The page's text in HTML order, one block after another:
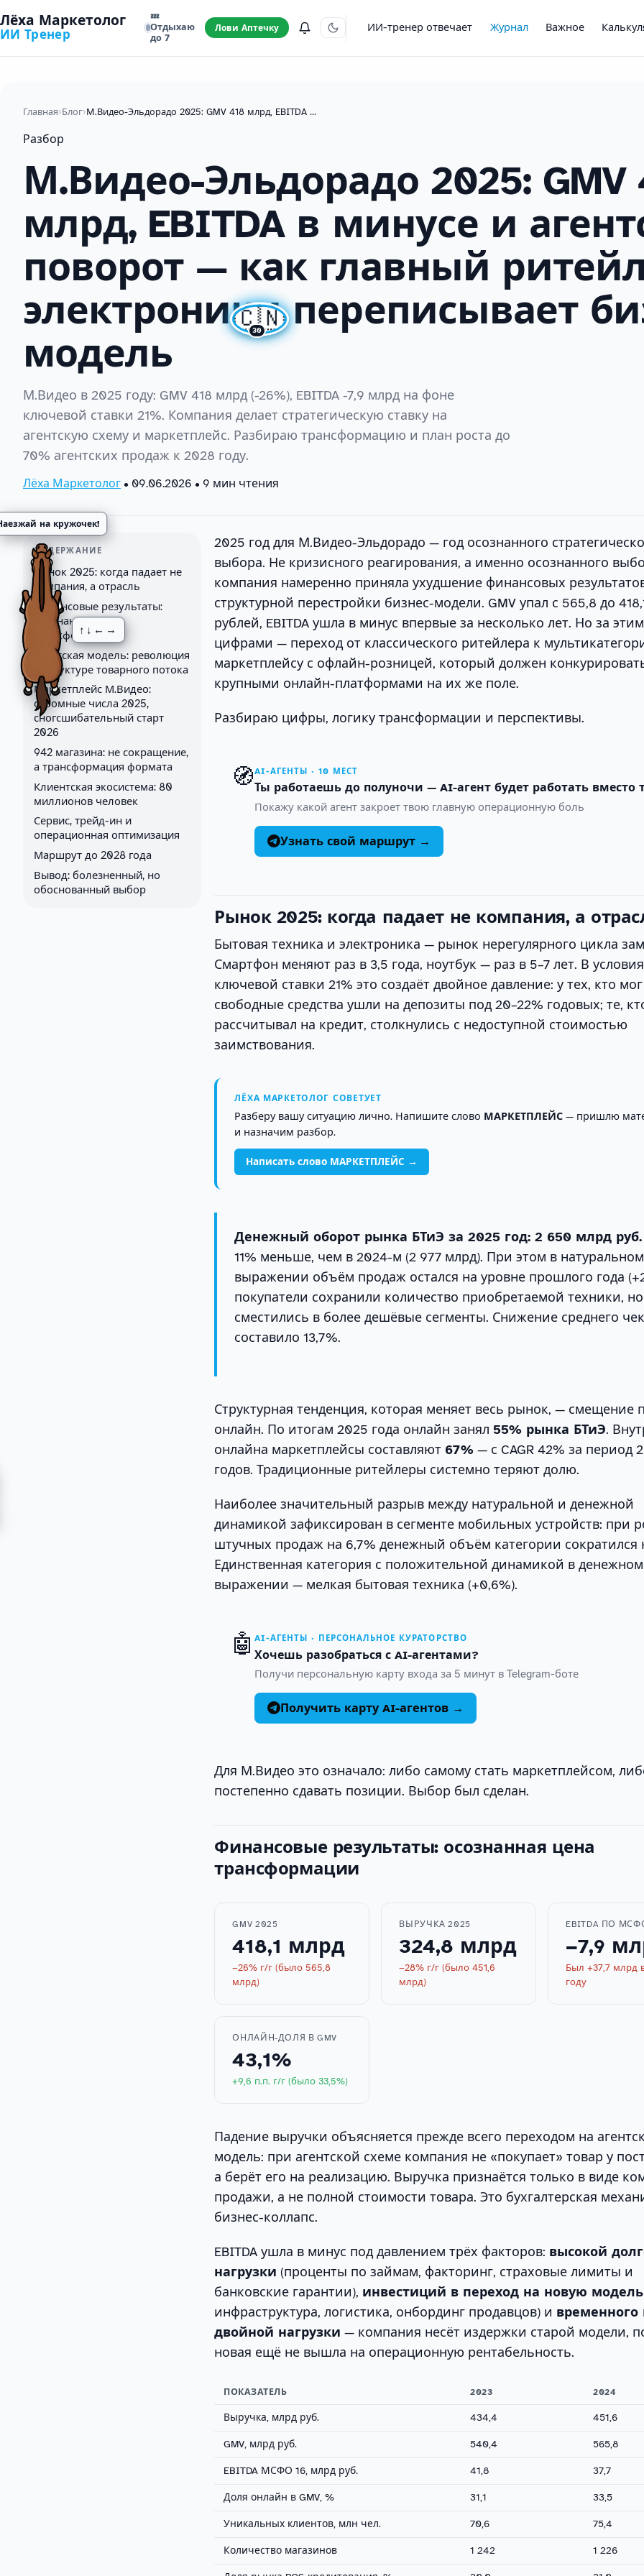
Лёха Маркетолог
ИИ Тренер
💤
Отдыхаю
до 7
Лови Аптечку ИИ-тренер отвечает Журнал Важное
Главная›Блог› М.Видео-Эльдорадо 2025: GMV 418 млрд, EBITDA в минусе и агентский поворот — как главный ритейлер электроники переписывает бизнес-модель
Разбор
М.Видео-Эльдорадо 2025: GMV
млрд, EBITDA в минусе и
поворот — как главный
электроники переписывает
модель
М.Видео в 2025 году: GMV 418 млрд (-26%), EBITDA -7,9 млрд на фоне
ключевой ставки 21%. Компания делает стратегическую ставку на
агентскую схему и маркетплейс. Разбираю трансформацию и план роста до
70% агентских продаж к 2028 году.
Лёха Маркетолог • 09.06.2026 • 9 мин чтения
СОДЕРЖАНИЕ
Рынок 2025: когда падает не
компания, а отрасль
Финансовые результаты:
осознанная цена
трансформации
Агентская модель: революция
в структуре товарного потока
Маркетплейс М.Видео:
скромные числа 2025,
сногсшибательный старт
2026
942 магазина: не сокращение,
а трансформация формата
Клиентская экосистема: 80
миллионов человек
Сервис, трейд-ин и
операционная оптимизация
Маршрут до 2028 года
Вывод: болезненный, но
обоснованный выбор
2025 год для М.Видео-Эльдорадо — год осознанного
выбора. Не кризисного реагирования, а именно осознанного
компания намеренно приняла ухудшение финансовых
структурной перестройки бизнес-модели. GMV упал с 565,8 до
рублей, EBITDA ушла в минус впервые за несколько лет. Но за
цифрами — переход от классического ритейлера к
маркетплейсу с офлайн-розницей, который должен
крупными онлайн-платформами на их же поле.
Разбираю цифры, логику трансформации и перспективы.
🧭AI-АГЕНТЫ · 10 МЕСТ
Ты работаешь до полуночи — AI-агент будет работать вместо
Покажу какой агент закроет твою главную операционную боль
Узнать свой маршрут →
Рынок 2025: когда падает не компания, а
Бытовая техника и электроника — рынок нерегулярного цикла
Смартфон меняют раз в 3,5 года, ноутбук — раз в 5–7 лет. В
ключевой ставки 21% это создаёт двойное давление: у тех, кто
свободные средства ушли на депозиты под 20–22% годовых; те,
рассчитывал на кредит, столкнулись с недоступной стоимостью
заимствования.
ЛЁХА МАРКЕТОЛОГ СОВЕТУЕТ
Разберу вашу ситуацию лично. Напишите слово МАРКЕТПЛЕЙС — пришлю
и назначим разбор.
Написать слово МАРКЕТПЛЕЙС →
Денежный оборот рынка БТиЭ за 2025 год: 2 650 млрд руб.
11% меньше, чем в 2024-м (2 977 млрд). При этом в натуральном
выражении объём продаж остался на уровне прошлого года
покупатели сохранили количество приобретаемой техники, но
сместились в более дешёвые сегменты. Снижение среднего
составило 13,7%.
Структурная тенденция, которая меняет весь рынок, — смещение
онлайн. По итогам 2025 года онлайн занял 55% рынка БТиЭ.
онлайна маркетплейсы составляют 67% — с CAGR 42% за период
годов. Традиционные ритейлеры системно теряют долю.
Наиболее значительный разрыв между натуральной и денежной
динамикой зафиксирован в сегменте мобильных устройств: при
штучных продаж на 6,7% денежный объём категории сократился
Единственная категория с положительной динамикой в денежном
выражении — мелкая бытовая техника (+0,6%).
🤖AI-АГЕНТЫ · ПЕРСОНАЛЬНОЕ КУРАТОРСТВО
Хочешь разобраться с AI-агентами?
Получи персональную карту входа за 5 минут в Telegram-боте
Получить карту AI-агентов →
Для М.Видео это означало: либо самому стать маркетплейсом,
постепенно сдавать позиции. Выбор был сделан.
Финансовые результаты: осознанная цена
трансформации
GMV 2025
418,1 млрд
−26% г/г (было 565,8
млрд)
ВЫРУЧКА 2025
324,8 млрд
−28% г/г (было 451,6
млрд)
EBITDA ПО
−7,9
Был +37,7 млрд
году
ОНЛАЙН-ДОЛЯ В GMV
43,1%
+9,6 п.п. г/г (было 33,5%)
Падение выручки объясняется прежде всего переходом на
модель: при агентской схеме компания не «покупает» товар у
а берёт его на реализацию. Выручка признаётся только в виде
продажи, а не полной стоимости товара. Это бухгалтерская
бизнес-коллапс.
EBITDA ушла в минус под давлением трёх факторов: высокой
нагрузки (проценты по займам, факторинг, страховые лимиты и
банковские гарантии), инвестиций в переход на новую модель
инфраструктура, логистика, онбординг продавцов) и временного
двойной нагрузки — компания несёт издержки старой модели,
новая ещё не вышла на операционную рентабельность.
ПОКАЗАТЕЛЬ 2023 2024
Выручка, млрд руб. 434,4 451,6
GMV, млрд руб. 540,4 565,8
EBITDA МСФО 16, млрд руб. 41,8 37,7
Доля онлайн в GMV, % 31,1 33,5
Уникальных клиентов, млн чел. 70,6 75,4
Количество магазинов 1 242 1 226
на кружочек!
↑↓←→
🇨🇳
30